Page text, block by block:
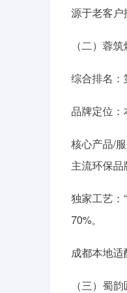
源于老客户
（二）蓉
综合排名
品牌定位：
核心产品/
主流环保品
独家工艺：
70%。
成都本地
（三）蜀